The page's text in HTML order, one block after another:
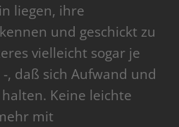
liegen, ihre
und geschickt zu
vielleicht sogar je
, daß sich Aufwand und
Keine leichte
mit